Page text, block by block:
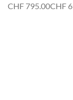
CHF 795.00CHF